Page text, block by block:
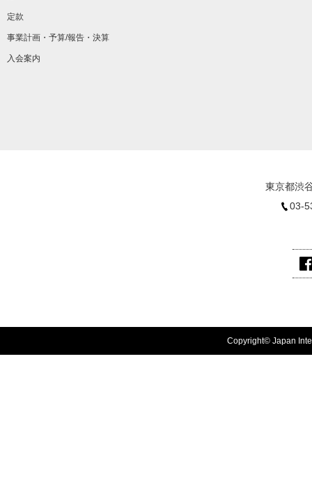
定款
事業計画・予算/報告・決算
入会案内
東京都渋
03-
Copyright© Japan